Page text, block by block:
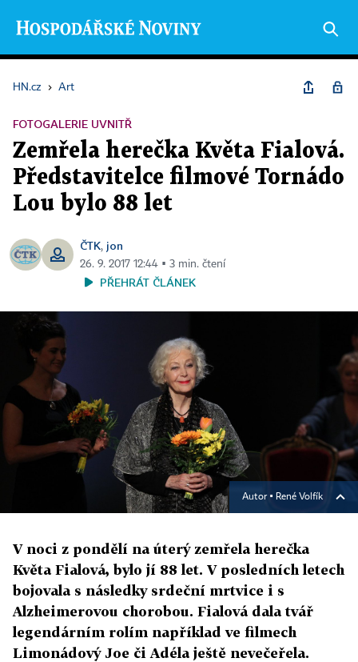
HN.cz › Art
FOTOGALERIE UVNITŘ
Zemřela herečka Květa Fialová.
Představitelce filmové Tornádo
Lou bylo 88 let
ČTK, jon
26. 9. 2017 12:44 ▪ 3 min. čtení
PŘEHRÁT ČLÁNEK
Autor ▪ René Volfík
V noci z pondělí na úterý zemřela herečka
Květa Fialová, bylo jí 88 let. V posledních letech
bojovala s následky srdeční mrtvice i s
Alzheimerovou chorobou. Fialová dala tvář
legendárním rolím například ve filmech
Limonádový Joe či Adéla ještě nevečeřela.